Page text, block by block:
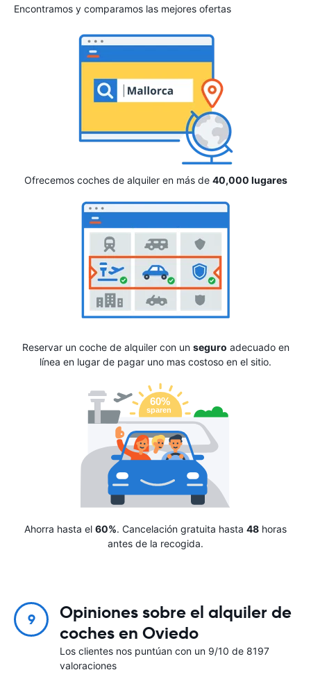
Encontramos y comparamos las mejores ofertas
Ofrecemos coches de alquiler en más de 40,000 lugares
Reservar un coche de alquiler con un seguro adecuado en
línea en lugar de pagar uno mas costoso en el sitio.
Ahorra hasta el 60%. Cancelación gratuita hasta 48 horas
antes de la recogida.
9
Opiniones sobre el alquiler de
coches en Oviedo
Los clientes nos puntúan con un 9/10 de 8197
valoraciones